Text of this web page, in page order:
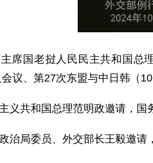
席国老挝人民民主共和国总
会议、第27次东盟与中日韩（
义共和国总理范明政邀请，
治局委员、外交部长王毅邀